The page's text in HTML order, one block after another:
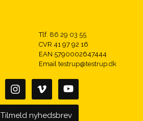
Tlf. 86 29 03 55
CVR 41 97 92 16
EAN 5790002647444
Email testrup@testrup.dk
Tilmeld nyhedsbrev